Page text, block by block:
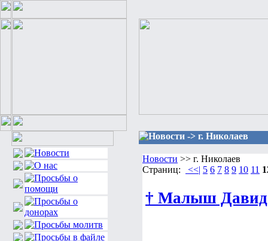
Новости -> г. Николаев
Новости >> г. Николаев
Страниц:
<<| 5 6 7 8 9 10 11
† Малыш Давид